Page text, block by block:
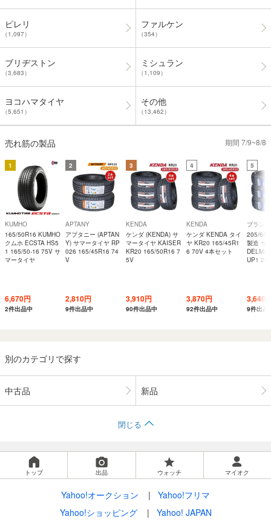
ピレリ
（1,097）
ファルケン
（354）
ブリヂストン
（3,683）
ミシュラン
（1,109）
ヨコハマタイヤ
（5,651）
その他
（13,462）
売れ筋の製品 期間 7/9~8/8
1
KUMHO
165/50R16 KUMHO
クムホ ECSTA HS5
1 165/50-16 75V サ
マータイヤ
6,670円
2件出品中
2
APTANY
アプタニー (APTAN
Y) サマータイヤ RP
026 165/45R16 74
V
2,810円
9件出品中
3
KENDA
ケンダ (KENDA) サ
マータイヤ KAISER
KR20 165/50R16 7
5V
3,910円
90件出品中
4
KENDA
ケンダ KENDA タイ
ヤ KR20 165/45R1
6 70V 4本セット
3,870円
92件出品中
5
ブラン
205/
製造 サ
UP1
3,640
9件出品
別のカテゴリで探す
中古品 新品
閉じる
トップ 出品 ウォッチ マイオク
Yahoo!オークション
Yahoo!フリマ
Yahoo!ショッピング
Yahoo! JAPAN